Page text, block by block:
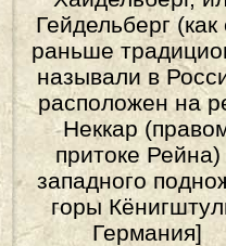
Гейдельберг (как
раньше
на­зывали в
расположен на
Неккар
притоке Рейна)
западного
горы
Германия]